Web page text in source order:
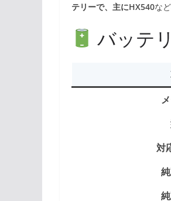
テリーで、主にHX540な
バッテ
対